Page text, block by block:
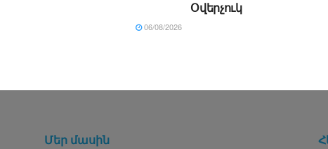
Օվերչուկ
06/08/2026
Մեր մասին